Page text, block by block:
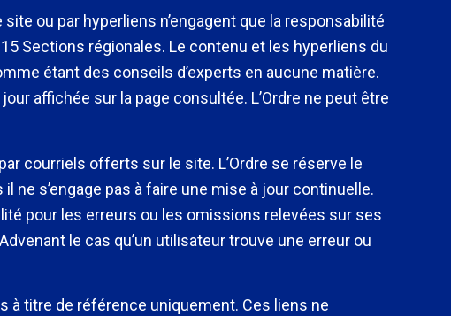
ou par hyperliens n’engagent que la responsabilité
Sections régionales. Le contenu et les hyperliens du
étant des conseils d’experts en aucune matière.
affichée sur la page consultée. L’Ordre ne peut être
courriels offerts sur le site. L’Ordre se réserve le
ne s’engage pas à faire une mise à jour continuelle.
pour les erreurs ou les omissions relevées sur ses
le cas qu’un utilisateur trouve une erreur ou
à titre de référence uniquement. Ces liens ne